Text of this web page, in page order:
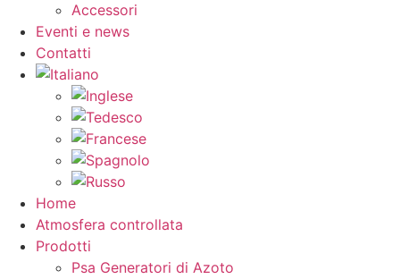
Accessori
Eventi e news
Contatti
Home
Atmosfera controllata
Prodotti
Psa Generatori di Azoto